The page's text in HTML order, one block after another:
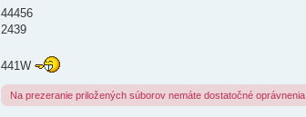
44456
2439
441W
Na prezeranie priložených súborov nemáte dostatočné oprávnenia.